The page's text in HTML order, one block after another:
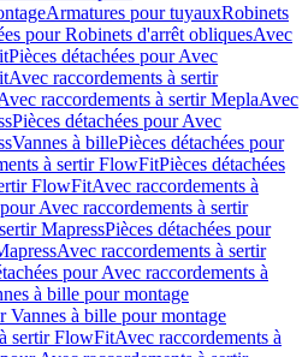
Armatures pour tuyauxRobinets
pour Robinets d'arrêt obliquesAvec
Pièces détachées pour Avec
Avec raccordements à sertir
raccordements à sertir MeplaAvec
Pièces détachées pour Avec
Vannes à billePièces détachées pour
à sertir FlowFitPièces détachées
FlowFitAvec raccordements à
Avec raccordements à sertir
MapressPièces détachées pour
Avec raccordements à sertir
pour Avec raccordements à
à bille pour montage
Vannes à bille pour montage
sertir FlowFitAvec raccordements à